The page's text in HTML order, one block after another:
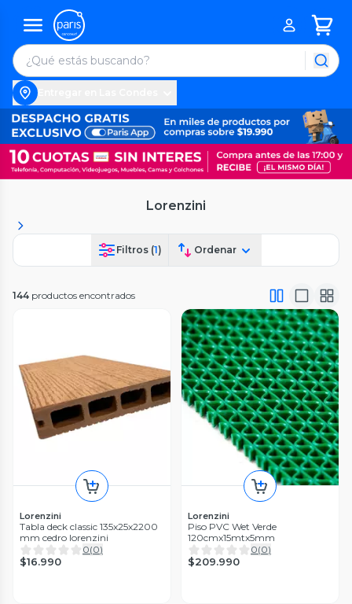
Lorenzini
Filtros (1) Ordenar
144 productos encontrados
Lorenzini
Tabla deck classic 135x25x2200
mm cedro lorenzini
0(0)
$16.990
Lorenzini
Piso PVC Wet Verde
120cmx15mtx5mm
0(0)
$209.990